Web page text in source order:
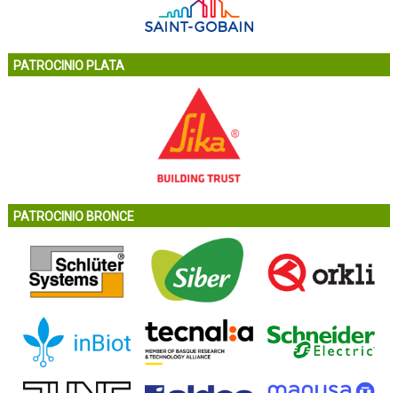
PATROCINIO PLATA
PATROCINIO BRONCE